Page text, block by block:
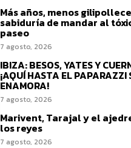
Más años, menos
sabiduría de mandar al
paseo
7 agosto, 2026
IBIZA: BESOS, YATES Y
¡AQUÍ HASTA EL PAPARAZZI
ENAMORA!
7 agosto, 2026
Marivent, Tarajal y el
los reyes
7 agosto, 2026